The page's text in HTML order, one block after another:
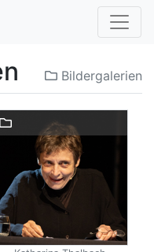
Bildergalerien